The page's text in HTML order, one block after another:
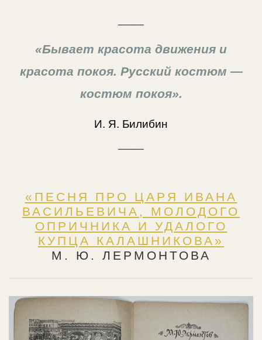
«Бывает красота движения и
красота покоя. Русский костюм —
костюм покоя».
И. Я. Билибин
«ПЕСНЯ ПРО ЦАРЯ ИВАНА
ВАСИЛЬЕВИЧА, МОЛОДОГО
ОПРИЧНИКА И УДАЛОГО
КУПЦА КАЛАШНИКОВА»
М. Ю. ЛЕРМОНТОВА